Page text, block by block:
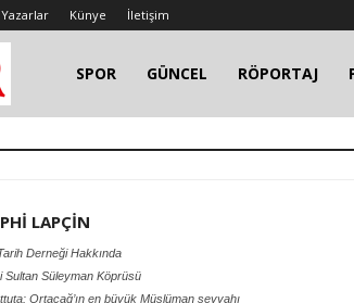
Yazarlar Künye İletişim
SPOR GÜNCEL RÖPORTAJ
LAPÇİN
Derneği Hakkında
Sultan Süleyman Köprüsü
Ortaçağ’ın en büyük Müslüman seyyahı